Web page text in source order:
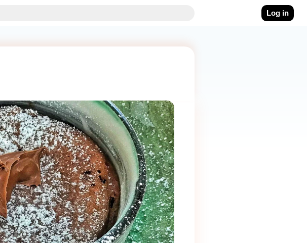
Log in